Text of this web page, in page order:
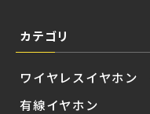
カテゴリ
ワイヤレスイヤホン
有線イヤホン